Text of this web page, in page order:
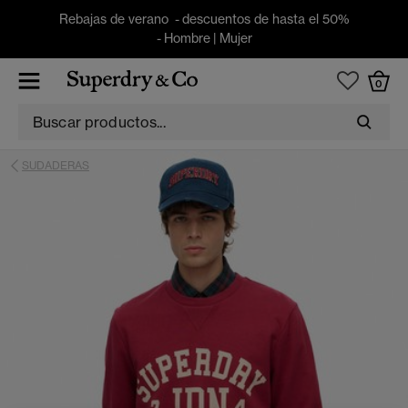
Rebajas de verano - descuentos de hasta el 50%
- Hombre| Mujer
0
SUDADERAS